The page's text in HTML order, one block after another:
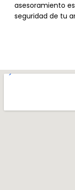
asesoramiento
seguridad de tu